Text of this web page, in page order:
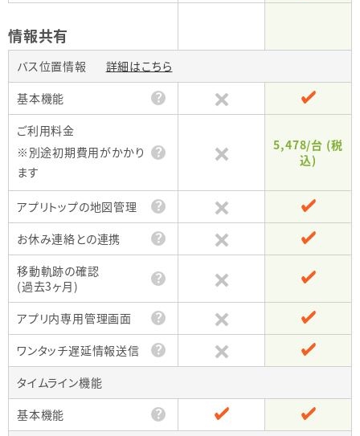
情報共有
バス位置情報
詳細はこちら
基本機能
？
ご利用料金
？
※別途初期費用がかかり
ます
5,478/台 (税
込)
アプリトップの地図管理 ？
お休み連絡との連携 ？
移動軌跡の確認
(過去3ヶ月)
？
アプリ内専用管理画面 ？
ワンタッチ遅延情報送信 ？
タイムライン機能
基本機能
？